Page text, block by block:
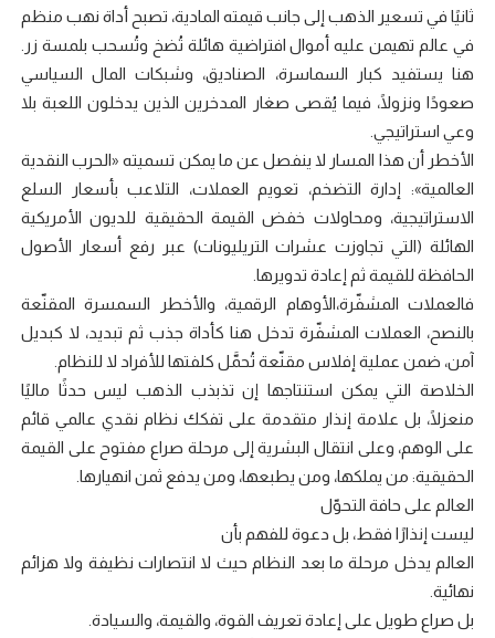
ثانيًا في تسعير الذهب إلى جانب قيمته المادية، تصبح أداة نهب منظم
في عالم تهيمن عليه أموال افتراضية هائلة تُضخ وتُسحب بلمسة زر.
هنا يستفيد كبار السماسرة، الصناديق، وشبكات المال السياسي
صعودًا ونزولًا، فيما يُقصى صغار المدخرين الذين يدخلون اللعبة بلا
وعي استراتيجي.
الأخطر أن هذا المسار لا ينفصل عن ما يمكن تسميته «الحرب النقدية
العالمية»: إدارة التضخم، تعويم العملات، التلاعب بأسعار السلع
الاستراتيجية، ومحاولات خفض القيمة الحقيقية للديون الأمريكية
الهائلة (التي تجاوزت عشرات التريليونات) عبر رفع أسعار الأصول
الحافظة للقيمة ثم إعادة تدويرها.
فالعملات المشفّرة،الأوهام الرقمية، والأخطر السمسرة المقنّعة
بالنصح، العملات المشفّرة تدخل هنا كأداة جذب ثم تبديد، لا كبديل
آمن، ضمن عملية إفلاس مقنّعة تُحمَّل كلفتها للأفراد لا للنظام.
الخلاصة التي يمكن استنتاجها إن تذبذب الذهب ليس حدثًا ماليًا
منعزلًا، بل علامة إنذار متقدمة على تفكك نظام نقدي عالمي قائم
على الوهم، وعلى انتقال البشرية إلى مرحلة صراع مفتوح على القيمة
الحقيقية: من يملكها، ومن يطبعها، ومن يدفع ثمن انهيارها.
العالم على حافة التحوّل
ليست إنذارًا فقط، بل دعوة للفهم بأن
العالم يدخل مرحلة ما بعد النظام حيث لا انتصارات نظيفة ولا هزائم
نهائية.
بل صراع طويل على إعادة تعريف القوة، والقيمة، والسيادة.